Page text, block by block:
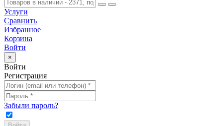
Услуги
Сравнить
Избранное
Корзина
Войти
×
Войти
Регистрация
Забыли пароль?